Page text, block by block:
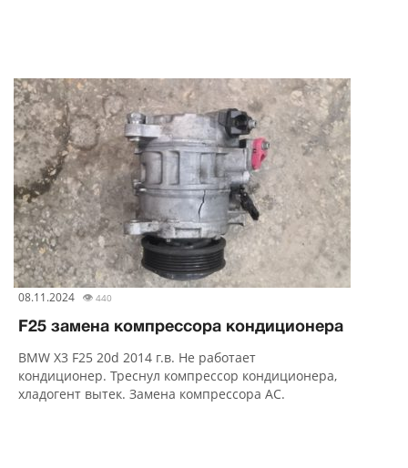
08.11.2024 👁 440
F25 замена компрессора кондиционера
BMW Х3 F25 20d 2014 г.в. Не работает
кондиционер. Треснул компрессор кондиционера,
хладогент вытек. Замена компрессора AC.